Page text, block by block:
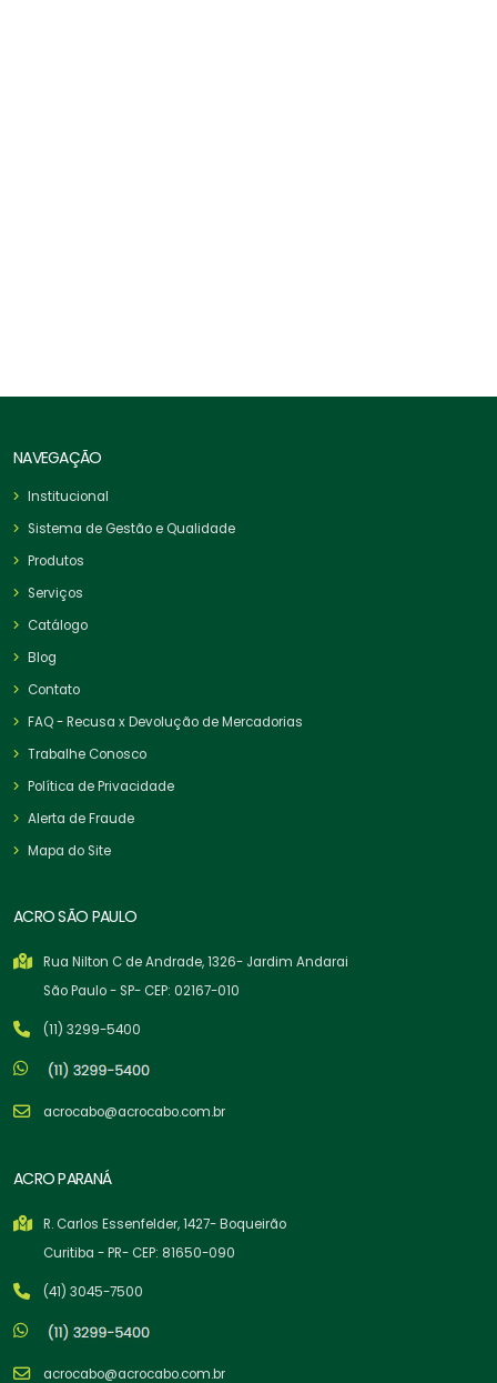
NAVEGAÇÃO
Institucional
Sistema de Gestão e Qualidade
Produtos
Serviços
Catálogo
Blog
Contato
FAQ - Recusa x Devolução de Mercadorias
Trabalhe Conosco
Política de Privacidade
Alerta de Fraude
Mapa do Site
ACRO SÃO PAULO
Rua Nilton C de Andrade, 1326- Jardim Andarai
São Paulo - SP- CEP: 02167-010
(11) 3299-5400
acrocabo@acrocabo.com.br
ACRO PARANÁ
R. Carlos Essenfelder, 1427- Boqueirão
Curitiba - PR- CEP: 81650-090
(41) 3045-7500
acrocabo@acrocabo.com.br